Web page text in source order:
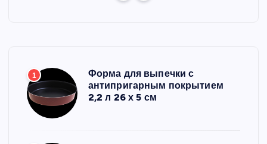
1
Форма для выпечки с
антипригарным покрытием
2,2 л 26 х 5 см